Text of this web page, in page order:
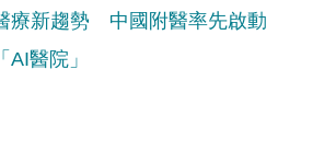
療新趨勢 中國附醫率先啟動
「AI醫院」